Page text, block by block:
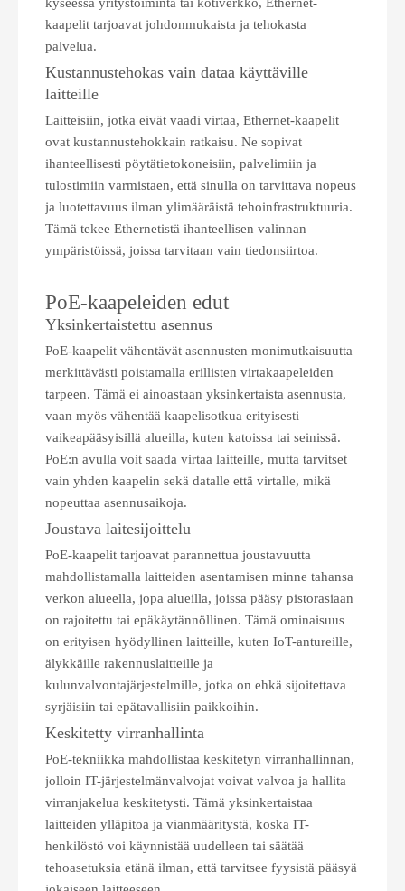
kaapelit tarjoavat johdonmukaista ja tehokasta
palvelua.
Kustannustehokas vain dataa käyttäville
laitteille
Laitteisiin, jotka eivät vaadi virtaa, Ethernet-kaapelit
ovat kustannustehokkain ratkaisu. Ne sopivat
ihanteellisesti pöytätietokoneisiin, palvelimiin ja
tulostimiin varmistaen, että sinulla on tarvittava nopeus
ja luotettavuus ilman ylimääräistä tehoinfrastruktuuria.
Tämä tekee Ethernetistä ihanteellisen valinnan
ympäristöissä, joissa tarvitaan vain tiedonsiirtoa.
PoE-kaapeleiden edut
Yksinkertaistettu asennus
PoE-kaapelit vähentävät asennusten monimutkaisuutta
merkittävästi poistamalla erillisten virtakaapeleiden
tarpeen. Tämä ei ainoastaan ​​yksinkertaista asennusta,
vaan myös vähentää kaapelisotkua erityisesti
vaikeapääsyisillä alueilla, kuten katoissa tai seinissä.
PoE:n avulla voit saada virtaa laitteille, mutta tarvitset
vain yhden kaapelin sekä datalle että virtalle, mikä
nopeuttaa asennusaikoja.
Joustava laitesijoittelu
PoE-kaapelit tarjoavat parannettua joustavuutta
mahdollistamalla laitteiden asentamisen minne tahansa
verkon alueella, jopa alueilla, joissa pääsy pistorasiaan
on rajoitettu tai epäkäytännöllinen. Tämä ominaisuus
on erityisen hyödyllinen laitteille, kuten IoT-antureille,
älykkäille rakennuslaitteille ja
kulunvalvontajärjestelmille, jotka on ehkä sijoitettava
syrjäisiin tai epätavallisiin paikkoihin.
Keskitetty virranhallinta
PoE-tekniikka mahdollistaa keskitetyn virranhallinnan,
jolloin IT-järjestelmänvalvojat voivat valvoa ja hallita
virranjakelua keskitetysti. Tämä yksinkertaistaa
laitteiden ylläpitoa ja vianmääritystä, koska IT-
henkilöstö voi käynnistää uudelleen tai säätää
tehoasetuksia etänä ilman, että tarvitsee fyysistä pääsyä